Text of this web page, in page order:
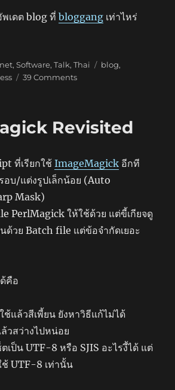
พเดต blog ที่bloggang เท่าไหร่
,Software,Talk,Thai Tags
blog,
39 Commentson
Revisited
ที่เรียกใช้ImageMagick อีกที
อบ/แต่งรูปเล็กน้อย (Auto
Mask)
PerlMagick ให้ใช้ด้วย แต่ขี้เกียจดู
ด้วย Batch file แต่ข้อจำกัดเยอะ
คือ
แล้วสีเพี้ยน ยังหาวิธีแก้ไม่ได้
วสว่างไปหน่อย
เป็น UTF-8 หรือ SJIS อะไรงี้ได้ แต่
UTF-8 เท่านั้น